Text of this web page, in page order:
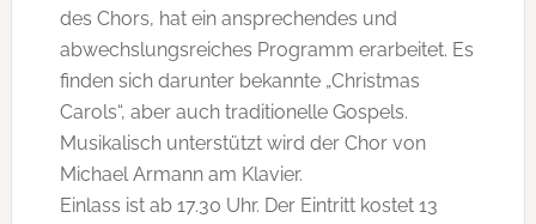
des Chors, hat ein ansprechendes und
abwechslungsreiches Programm erarbeitet. Es
finden sich darunter bekannte „Christmas
Carols“, aber auch traditionelle Gospels.
Musikalisch unterstützt wird der Chor von
Michael Armann am Klavier.
Einlass ist ab 17.30 Uhr. Der Eintritt kostet 13